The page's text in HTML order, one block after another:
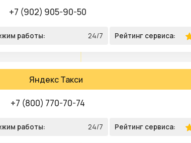
+7 (902) 905-90-50
работы: 24/7 Рейтинг сервиса:
Яндекс Такси
+7 (800) 770-70-74
работы: 24/7 Рейтинг сервиса: